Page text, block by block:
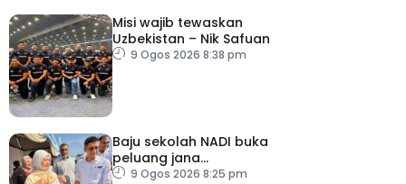
Misi wajib tewaskan
Uzbekistan – Nik Safuan
9 Ogos 2026 8:38 pm
Baju sekolah NADI buka
peluang jana
pendapatan, bantu
9 Ogos 2026 8:25 pm